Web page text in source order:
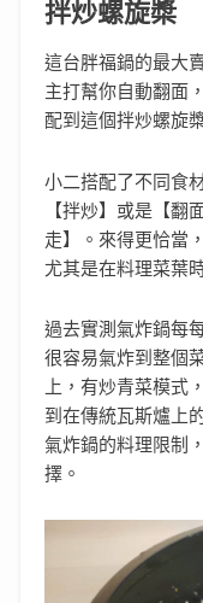
拌炒螺旋槳
這台胖福鍋的最大
主打幫你自動翻面
配到這個拌炒螺旋
小二搭配了不同食
【拌炒】或是【翻
走】。來得更恰當
尤其是在料理菜葉
過去實測氣炸鍋每
很容易氣炸到整個
上，有炒青菜模式
到在傳統瓦斯爐上
氣炸鍋的料理限制
擇。